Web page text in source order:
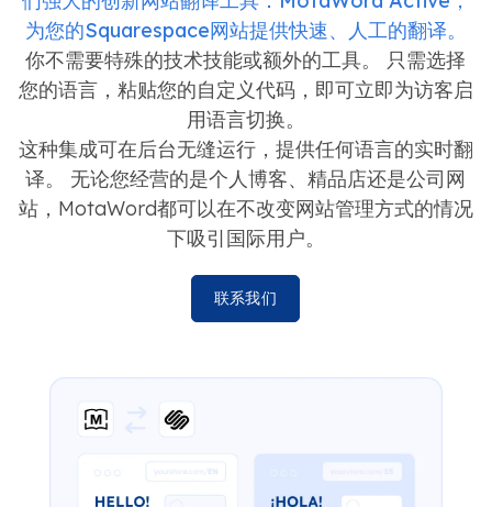
为您的Squarespace网站提供快速、人工的翻译。
你不需要特殊的技术技能或额外的工具。 只需选择
您的语言，粘贴您的自定义代码，即可立即为访客启
用语言切换。
这种集成可在后台无缝运行，提供任何语言的实时翻
译。 无论您经营的是个人博客、精品店还是公司网
站，MotaWord都可以在不改变网站管理方式的情况
下吸引国际用户。
联系我们